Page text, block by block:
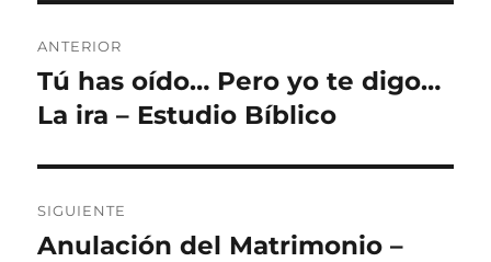
de
entradas
ANTERIOR
Entrada
anterior:
Tú has oído… Pero yo te digo…
La ira – Estudio Bíblico
SIGUIENTE
Entrada
Anulación del Matrimonio –